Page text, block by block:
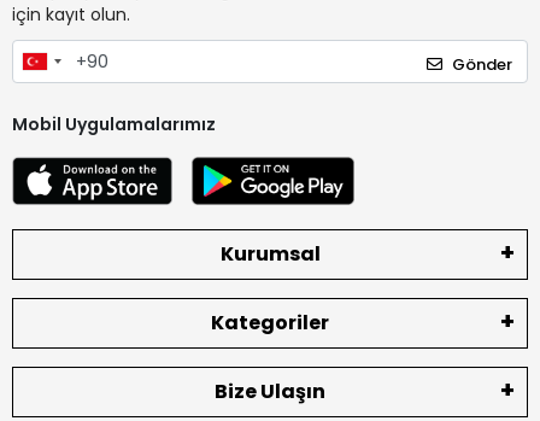
için kayıt olun.
Gönder
Mobil Uygulamalarımız
Kurumsal
Kategoriler
Bize Ulaşın